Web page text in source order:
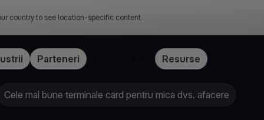
country to see location-specific content
Parteneri Resurse
Cele mai bune terminale card pentru mica dvs. afacere